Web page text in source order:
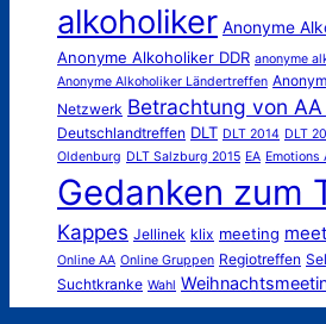
alkoholiker Anonyme
Anonyme Alkoholiker DDR anonyme
Anonyme Alkoholiker Ländertreffen
Netzwerk Betrachtung von
Deutschlandtreffen DLT DLT 2014 DLT
Oldenburg DLT Salzburg 2015 EA Emotions
Gedanken zum
Kappes Jellinek klix meeting
Online AA Online Gruppen Regiotreffen
Suchtkranke Wahl